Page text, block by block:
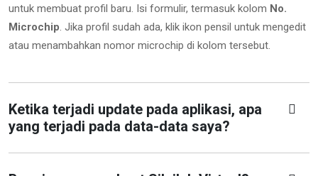
untuk membuat profil baru. Isi formulir, termasuk kolom No.
Microchip. Jika profil sudah ada, klik ikon pensil untuk mengedit
atau menambahkan nomor microchip di kolom tersebut.
Ketika terjadi update pada aplikasi, apa
yang terjadi pada data-data saya?